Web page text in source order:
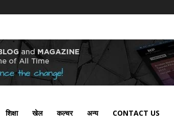
शिक्षा खेल कल्चर अन्य CONTACT US